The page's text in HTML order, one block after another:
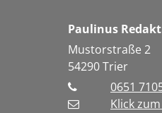
Paulinus
Mustorstraße 2
54290Trier
0651
Klick